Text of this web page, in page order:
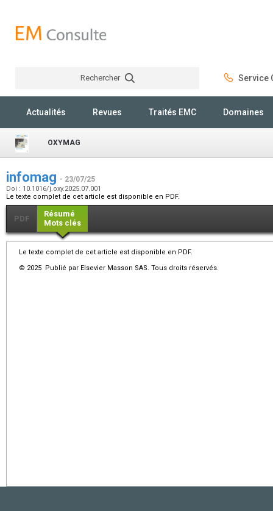
Rechercher Service
Actualités Revues Traités EMC Domaines
OXYMAG
infomag - 23/07/25
Doi : 10.1016/j.oxy.2025.07.001
Le texte complet de cet article est disponible en PDF.
PDF
Résumé
Mots clés
Le texte complet de cet article est disponible en PDF.
© 2025 Publié par Elsevier Masson SAS. Tous droits réservés.